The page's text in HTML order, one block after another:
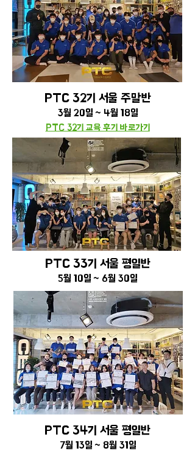
PTC 32기 서울 주말​반
3월 20일 ~ 4월 18일
PTC 32기 교육 후기 바로가기
PTC 33기 서울 평​일반
5월 10일 ~ 6월 30일
PTC 34기 서울 평​일반
7월 13일 ~ 8월 31일